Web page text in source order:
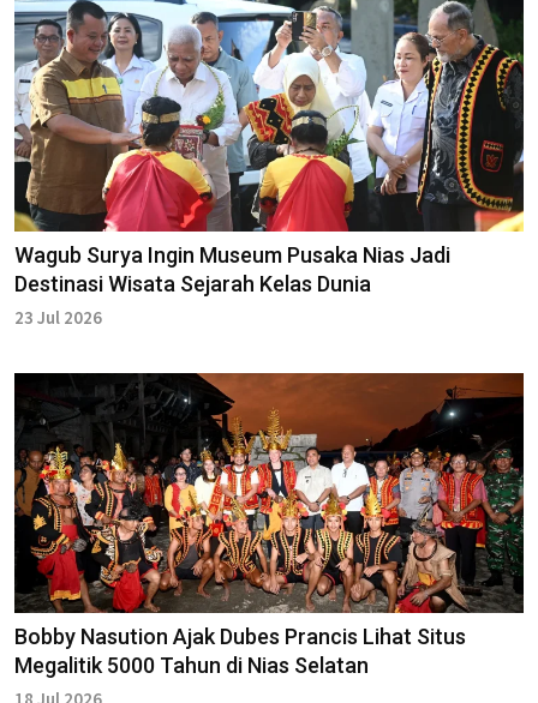
Wagub Surya Ingin Museum Pusaka Nias Jadi
Destinasi Wisata Sejarah Kelas Dunia
23 Jul 2026
Bobby Nasution Ajak Dubes Prancis Lihat Situs
Megalitik 5000 Tahun di Nias Selatan
18 Jul 2026